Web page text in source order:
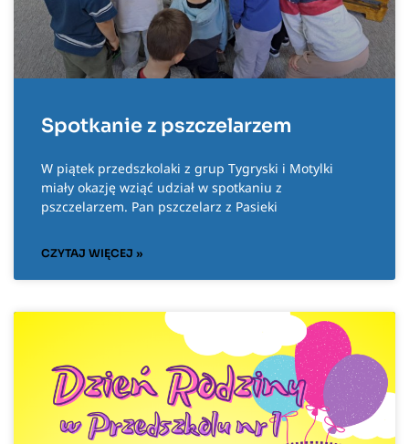
Spotkanie z pszczelarzem
W piątek przedszkolaki z grup Tygryski i Motylki
miały okazję wziąć udział w spotkaniu z
pszczelarzem. Pan pszczelarz z Pasieki
CZYTAJ WIĘCEJ »